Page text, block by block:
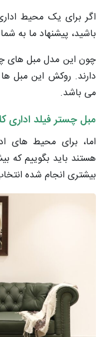
اگر برای یک محیط
باشید، پیشنهاد ما به
چون این مدل مبل های
دارند. روکش این مبل
می باشد.
مبل چستر فیلد اداری
اما، برای محیط های
هستند باید بگوییم که
بیشتری انجام شده